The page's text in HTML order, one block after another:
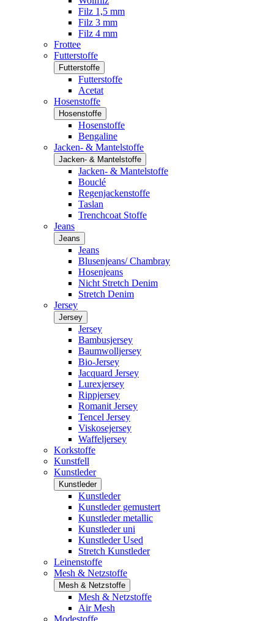
Filz 1,5 mm
Filz 3 mm
Filz 4 mm
Frottee
Futterstoffe
Futterstoffe
Futterstoffe
Acetat
Hosenstoffe
Hosenstoffe
Hosenstoffe
Bengaline
Jacken- & Mantelstoffe
Jacken- & Mantelstoffe
Jacken- & Mantelstoffe
Bouclé
Regenjackenstoffe
Taslan
Trenchcoat Stoffe
Jeans
Jeans
Jeans
Blusenjeans/ Chambray
Hosenjeans
Nicht Stretch Denim
Stretch Denim
Jersey
Jersey
Jersey
Bambusjersey
Baumwolljersey
Bio-Jersey
Jacquard Jersey
Lurexjersey
Rippjersey
Romanit Jersey
Tencel Jersey
Viskosejersey
Waffeljersey
Korkstoffe
Kunstfell
Kunstleder
Kunstleder
Kunstleder
Kunstleder gemustert
Kunstleder metallic
Kunstleder uni
Kunstleder Used
Stretch Kunstleder
Leinenstoffe
Mesh & Netzstoffe
Mesh & Netzstoffe
Mesh & Netzstoffe
Air Mesh
Modestoffe